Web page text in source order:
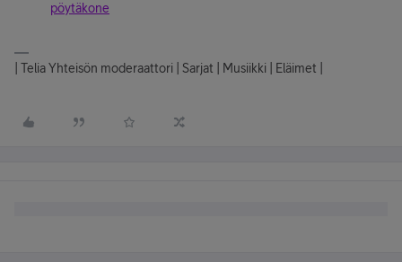
pöytäkone
| Telia Yhteisön moderaattori | Sarjat | Musiikki | Eläimet |